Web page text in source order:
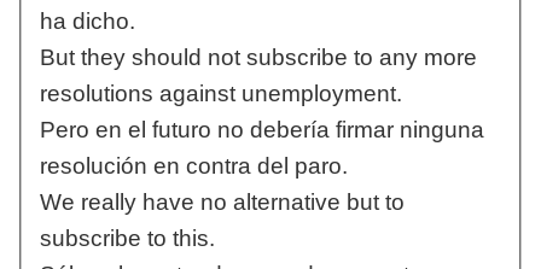
ha dicho.
But they should not subscribe to any more
resolutions against unemployment.
Pero en el futuro no debería firmar ninguna
resolución en contra del paro.
We really have no alternative but to
subscribe to this.